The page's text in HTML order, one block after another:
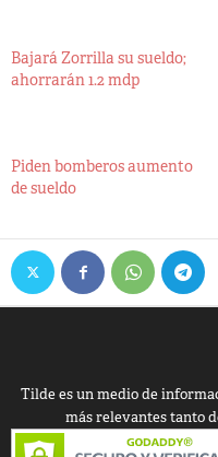
Bajará Zorrilla su sueldo;
ahorrarán 1.2 mdp
Piden bomberos aumento
de sueldo
Tilde es un medio de
más relevantes tanto